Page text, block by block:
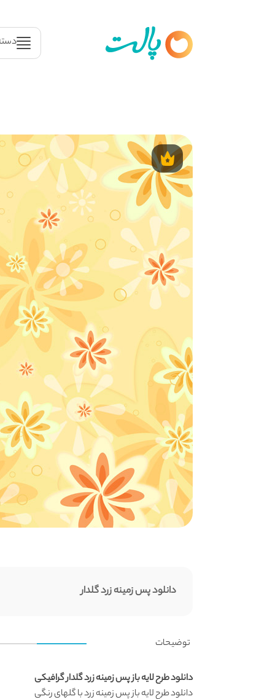
دانلود پس زمینه زرد گلدار
توضیحات
دانلود طرح لایه باز پس زمینه زرد گلدار گرافیکی
دانلود طرح لایه بازپس زمینه زرد با گلهای رنگی